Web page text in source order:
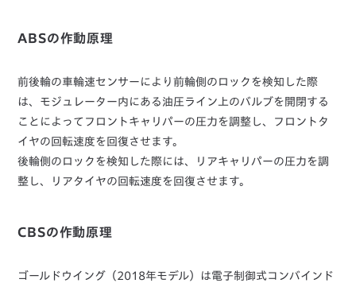
ABSの作動原理
前後輪の車輪速センサーにより前輪側のロックを検知した際
は、モジュレーター内にある油圧ライン上のバルブを開閉する
ことによってフロントキャリパーの圧力を調整し、フロントタ
イヤの回転速度を回復させます。
後輪側のロックを検知した際には、リアキャリパーの圧力を調
整し、リアタイヤの回転速度を回復させます。
CBSの作動原理
ゴールドウイング（2018年モデル）は電子制御式コンバインド